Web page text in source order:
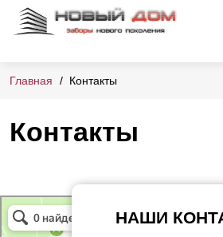
Главная Контакты
Контакты
НАШИ